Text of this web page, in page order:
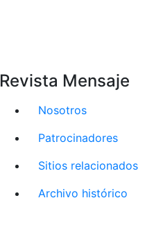
Revista Mensaje
Nosotros
Patrocinadores
Sitios relacionados
Archivo histórico